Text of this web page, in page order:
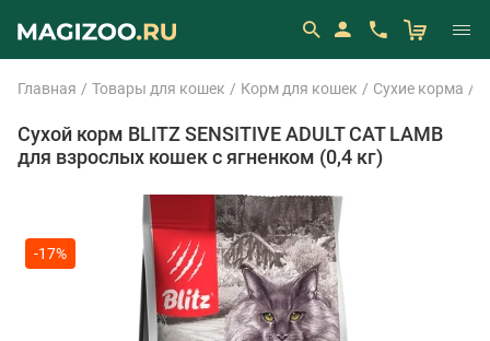
Главная Товары для кошек Корм для кошек Сухие корма
Сухой корм BLITZ SENSITIVE ADULT CAT LAMB
для взрослых кошек с ягненком (0,4 кг)
-17%